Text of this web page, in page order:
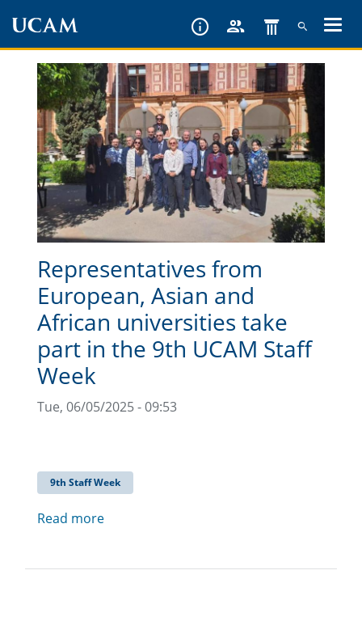
content
Representatives from
European, Asian and
African universities take
part in the 9th UCAM Staff
Week
Tue, 06/05/2025 - 09:53
9th Staff Week
Read more